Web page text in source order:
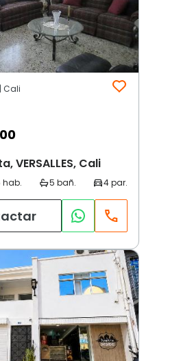
Cali
VERSALLES, Cali